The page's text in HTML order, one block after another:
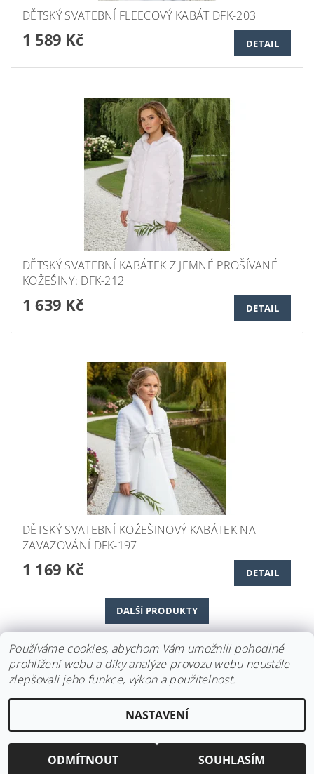
DĚTSKÝ SVATEBNÍ FLEECOVÝ KABÁT DFK-203
1 589 Kč DETAIL
DĚTSKÝ SVATEBNÍ KABÁTEK Z JEMNÉ PROŠÍVANÉ
KOŽEŠINY: DFK-212
1 639 Kč DETAIL
DĚTSKÝ SVATEBNÍ KOŽEŠINOVÝ KABÁTEK NA
ZAVAZOVÁNÍ DFK-197
1 169 Kč DETAIL
DALŠÍ PRODUKTY
1 2
Svatební doplňky BRIANNA, všechna práva vyhrazena
cookies
Používáme cookies, abychom Vám umožnili pohodlné
prohlížení webu a díky analýze provozu webu neustále
zlepšovali jeho funkce, výkon a použitelnost.
NASTAVENÍ
ODMÍTNOUT SOUHLASÍM